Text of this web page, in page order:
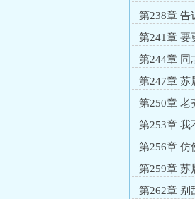
第238章 告
第241章 要
第244章 同
第247章 苏
第250章 老
第253章 我
第256章 仿
第259章 苏
第262章 别